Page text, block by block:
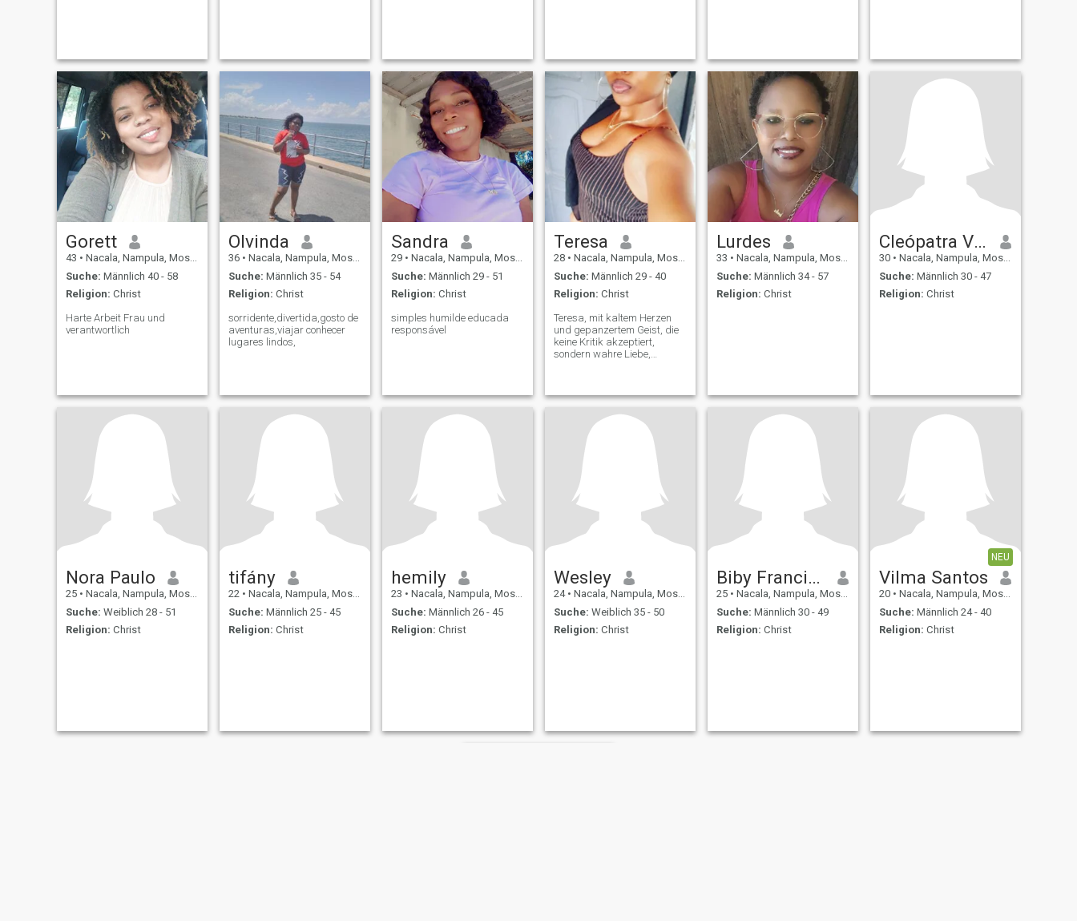
Gorett
43 • Nacala, Nampula, Mosambik
Suche: Männlich 40 - 58
Religion: Christ
Harte Arbeit Frau und
verantwortlich
Olvinda
36 • Nacala, Nampula, Mosambik
Suche: Männlich 35 - 54
Religion: Christ
sorridente,divertida,gosto de
aventuras,viajar conhecer
lugares lindos,
Sandra
29 • Nacala, Nampula, Mosambik
Suche: Männlich 29 - 51
Religion: Christ
simples humilde educada
responsável
Teresa
28 • Nacala, Nampula, Mosambik
Suche: Männlich 29 - 40
Religion: Christ
Teresa, mit kaltem Herzen
und gepanzertem Geist, die
keine Kritik akzeptiert,
sondern wahre Liebe,
Lurdes
33 • Nacala, Nampula, Mosambik
Suche: Männlich 34 - 57
Religion: Christ
Cleópatra Vladimir
30 • Nacala, Nampula, Mosambik
Suche: Männlich 30 - 47
Religion: Christ
Nora Paulo
25 • Nacala, Nampula, Mosambik
Suche: Weiblich 28 - 51
Religion: Christ
tifány
22 • Nacala, Nampula, Mosambik
Suche: Männlich 25 - 45
Religion: Christ
hemily
23 • Nacala, Nampula, Mosambik
Suche: Männlich 26 - 45
Religion: Christ
Wesley
24 • Nacala, Nampula, Mosambik
Suche: Weiblich 35 - 50
Religion: Christ
Biby Francisco
25 • Nacala, Nampula, Mosambik
Suche: Männlich 30 - 49
Religion: Christ
NEU
Vilma Santos
20 • Nacala, Nampula, Mosambik
Suche: Männlich 24 - 40
Religion: Christ